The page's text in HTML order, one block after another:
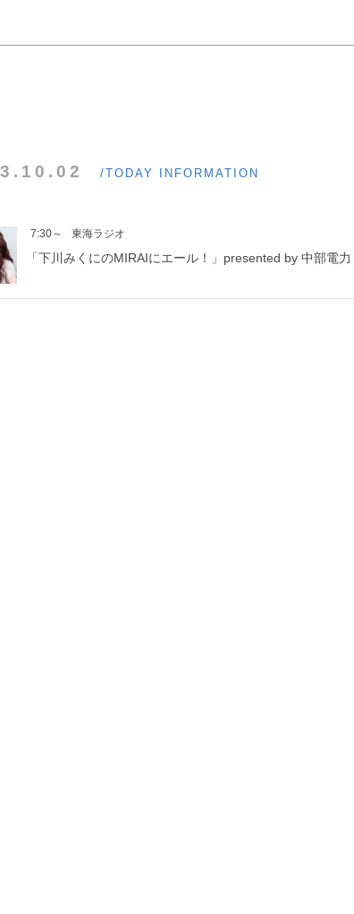
/TODAY INFORMATION
7:30～ 東海ラジオ
「下川みくにのMIRAIにエール！」presented by 中部電力